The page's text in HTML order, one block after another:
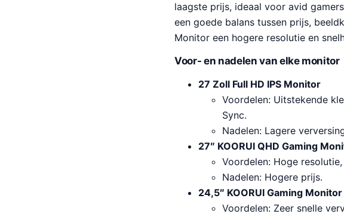
laagste prijs, ideaal voor avid
een goede balans tussen prijs,
Monitor een hogere resolutie en
Voor- en nadelen van elke monitor
27 Zoll Full HD IPS Monitor
Voordelen: Uitstekende
Sync.
Nadelen: Lagere
27″ KOORUI QHD Gaming
Voordelen: Hoge
Nadelen: Hogere prijs.
24,5″ KOORUI Gaming Monitor
Voordelen: Zeer snelle